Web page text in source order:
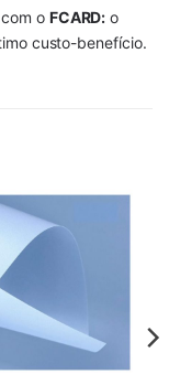
o FCARD: o
custo-benefício.